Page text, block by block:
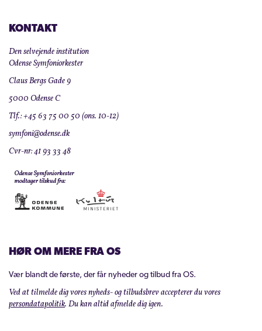
KONTAKT
Den selvejende institution
Odense Symfoniorkester
Claus Bergs Gade 9
5000 Odense C
Tlf.: +45 63 75 00 50 (ons. 10-12)
symfoni@odense.dk
Cvr-nr: 41 93 33 48
HØR OM MERE FRA OS
Vær blandt de første, der får nyheder og tilbud fra OS.
Ved at tilmelde dig vores nyheds- og tilbudsbrev accepterer du vores
persondatapolitik. Du kan altid afmelde dig igen.